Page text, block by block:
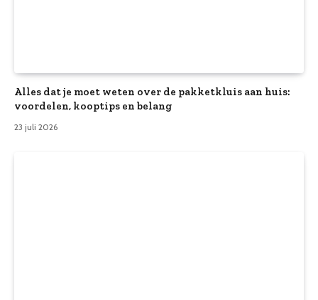
Alles dat je moet weten over de pakketkluis aan huis:
voordelen, kooptips en belang
23 juli 2026